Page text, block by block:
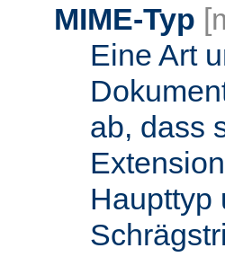
MIME-Typ
Eine Art
ab, dass
Haupttyp